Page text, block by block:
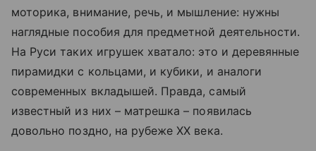
моторика, внимание, речь, и мышление: нужны
наглядные пособия для предметной деятельности.
На Руси таких игрушек хватало: это и деревянные
пирамидки с кольцами, и кубики, и аналоги
современных вкладышей. Правда, самый
известный из них – матрешка – появилась
довольно поздно, на рубеже XX века.